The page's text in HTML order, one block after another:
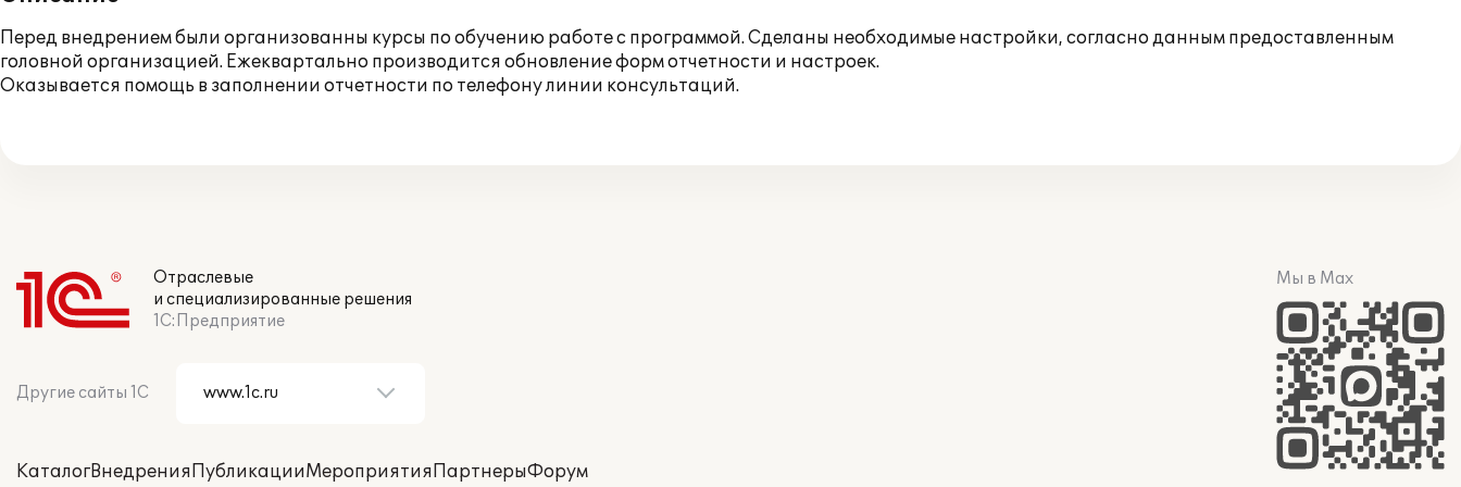
Перед внедрением были организованны курсы по обучению работе с программой. Сделаны необходимые настройки, согласно данным предоставленным
головной организацией. Ежеквартально производится обновление форм отчетности и настроек.
Оказывается помощь в заполнении отчетности по телефону линии консультаций.
Отраслевые
и специализированные решения
1С:Предприятие
Другие сайты 1С
КаталогВнедренияПубликацииМероприятияПартнерыФорум
Мы в Max